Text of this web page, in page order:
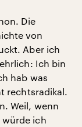
Die
von
Aber ich
Ich bin
hab was
rechtsradikal.
Weil, wenn
würde ich